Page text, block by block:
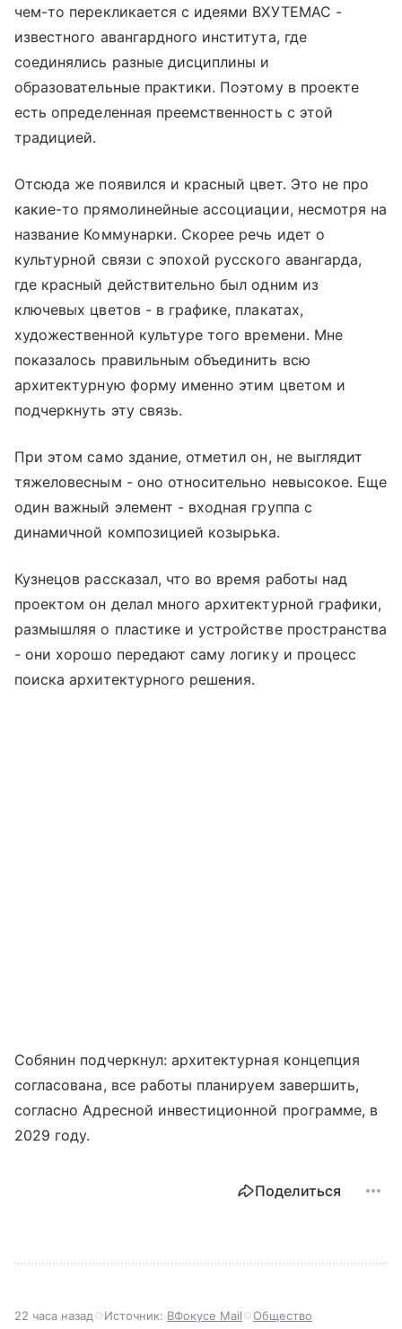
чем-то перекликается с идеями ВХУТЕМАС -
известного авангардного института, где
соединялись разные дисциплины и
образовательные практики. Поэтому в проекте
есть определенная преемственность с этой
традицией.
Отсюда же появился и красный цвет. Это не про
какие-то прямолинейные ассоциации, несмотря на
название Коммунарки. Скорее речь идет о
культурной связи с эпохой русского авангарда,
где красный действительно был одним из
ключевых цветов - в графике, плакатах,
художественной культуре того времени. Мне
показалось правильным объединить всю
архитектурную форму именно этим цветом и
подчеркнуть эту связь.
При этом само здание, отметил он, не выглядит
тяжеловесным - оно относительно невысокое. Еще
один важный элемент - входная группа с
динамичной композицией козырька.
Кузнецов рассказал, что во время работы над
проектом он делал много архитектурной графики,
размышляя о пластике и устройстве пространства
- они хорошо передают саму логику и процесс
поиска архитектурного решения.
Собянин подчеркнул: архитектурная концепция
согласована, все работы планируем завершить,
согласно Адресной инвестиционной программе, в
2029 году.
Поделиться
22 часа назад Источник: ВФокусе Mail Общество